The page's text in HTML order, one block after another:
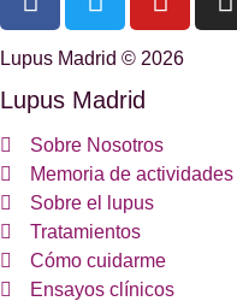
Lupus Madrid © 2026
Lupus Madrid
Sobre Nosotros
Memoria de actividades
Sobre el lupus
Tratamientos
Cómo cuidarme
Ensayos clínicos